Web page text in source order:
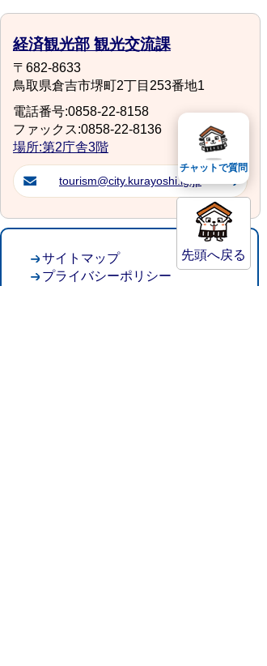
経済観光部 観光交流課
〒682-8633
鳥取県倉吉市堺町2丁目253番地1
電話番号:0858-22-8158
ファックス:0858-22-8136
場所:第2庁舎3階
tourism@city.kurayoshi.lg.jp
先頭へ戻る
サイトマップ
プライバシーポリシー
チャットで質問